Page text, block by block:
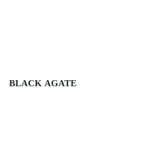
BLACK AGATE